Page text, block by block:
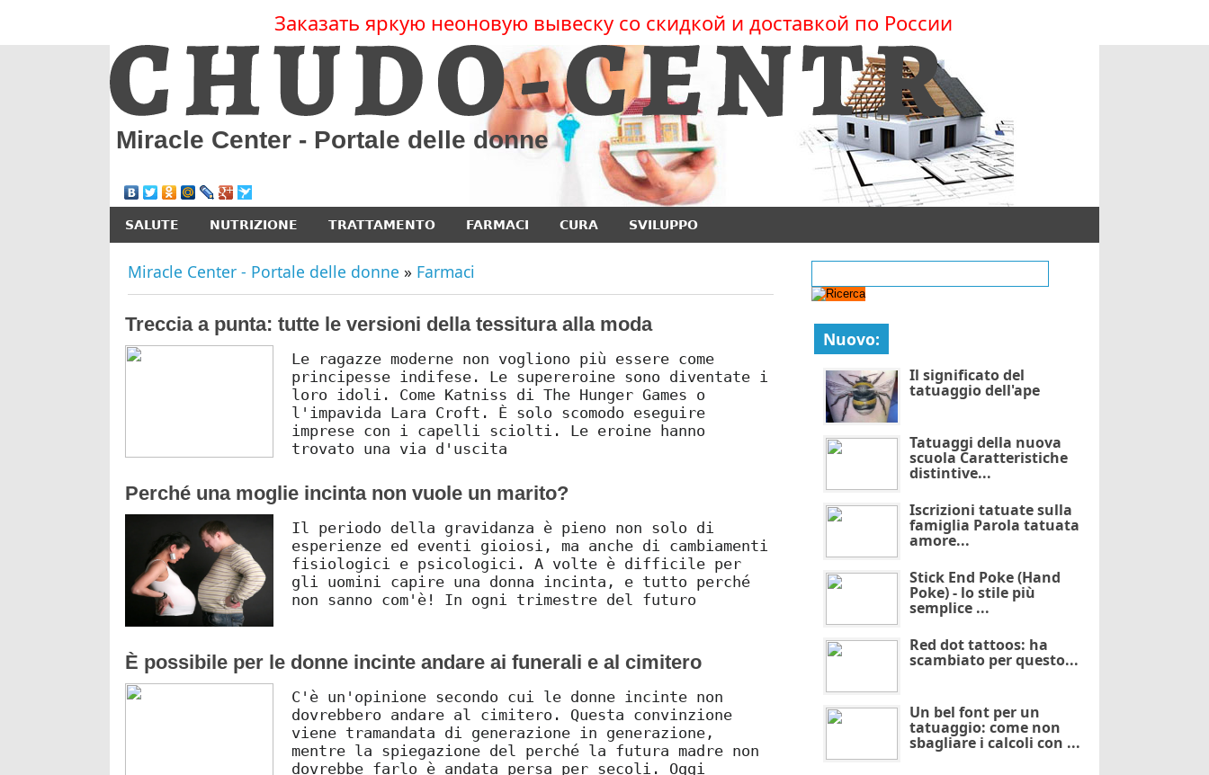
Заказать яркую неоновую вывеску со скидкой и доставкой по России
Miracle Center - Portale delle donne
SALUTE NUTRIZIONE TRATTAMENTO FARMACI CURA SVILUPPO
Miracle Center - Portale delle donne » Farmaci
Treccia a punta: tutte le versioni della tessitura alla moda
Le ragazze moderne non vogliono più essere come
principesse indifese. Le supereroine sono diventate i
loro idoli. Come Katniss di The Hunger Games o
l'impavida Lara Croft. È solo scomodo eseguire
imprese con i capelli sciolti. Le eroine hanno
trovato una via d'uscita
Perché una moglie incinta non vuole un marito?
Il periodo della gravidanza è pieno non solo di
esperienze ed eventi gioiosi, ma anche di cambiamenti
fisiologici e psicologici. A volte è difficile per
gli uomini capire una donna incinta, e tutto perché
non sanno com'è! In ogni trimestre del futuro
È possibile per le donne incinte andare ai funerali e al cimitero
C'è un'opinione secondo cui le donne incinte non
dovrebbero andare al cimitero. Questa convinzione
viene tramandata di generazione in generazione,
mentre la spiegazione del perché la futura madre non
dovrebbe farlo è andata persa per secoli. Oggi
Nuovo:
Il significato del
tatuaggio dell'ape
Tatuaggi della nuova
scuola Caratteristiche
distintive...
Iscrizioni tatuate sulla
famiglia Parola tatuata
amore...
Stick End Poke (Hand
Poke) - lo stile più
semplice ...
Red dot tattoos: ha
scambiato per questo...
Un bel font per un
tatuaggio: come non
sbagliare i calcoli con ...